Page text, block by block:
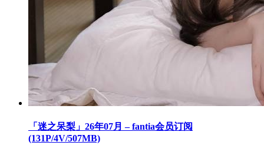
「迷之呆梨」26年07月 – fantia会员订阅
(131P/4V/507MB)